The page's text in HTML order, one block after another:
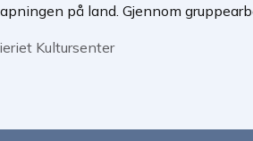
på land. Gjennom
Kultursenter